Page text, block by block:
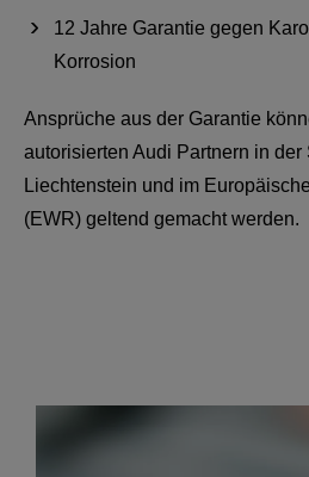
12 Jahre Garantie gegen
Korrosion
Ansprüche aus der Garantie
autorisierten Audi Partnern in
Liechtenstein und im
(EWR) geltend gemacht werden.